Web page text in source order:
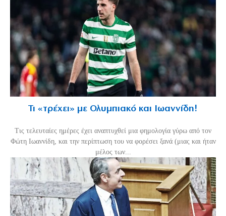
Τι «τρέχει» με Ολυμπιακό και Ιωαννίδη!
Τις τελευταίες ημέρες έχει αναπτυχθεί μια φημολογία γύρω από τον
Φώτη Ιωαννίδη, και την περίπτωση του να φορέσει ξανά (μιας και ήταν
μέλος των...